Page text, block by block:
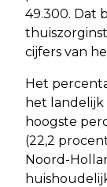
49.300. Dat
cijfers van
Het
het landelijk
hoogste
(22,2
Noord-